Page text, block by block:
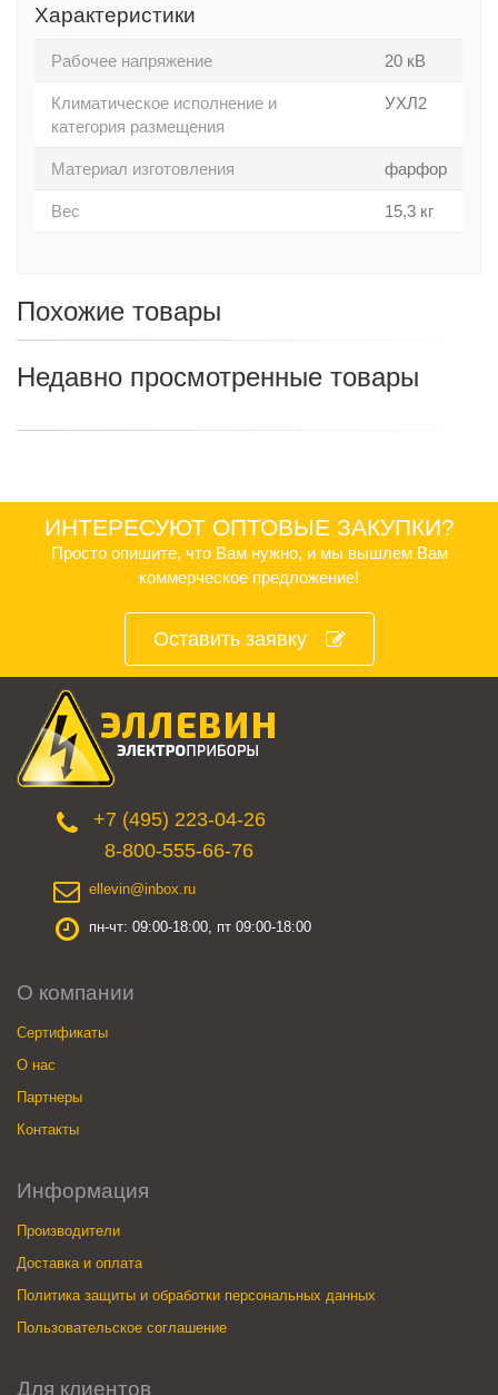
Характеристики
Рабочее напряжение 20 кВ
Климатическое исполнение и
категория размещения
УХЛ2
Материал изготовления фарфор
Вес 15,3 кг
Похожие товары
Недавно просмотренные товары
ИНТЕРЕСУЮТ ОПТОВЫЕ ЗАКУПКИ?
Просто опишите, что Вам нужно, и мы вышлем Вам
коммерческое предложение!
Оставить заявку
+7 (495) 223-04-26
8-800-555-66-76
ellevin@inbox.ru
пн-чт: 09:00-18:00, пт 09:00-18:00
О компании
Сертификаты
О нас
Партнеры
Контакты
Информация
Производители
Доставка и оплата
Политика защиты и обработки персональных данных
Пользовательское соглашение
Для клиентов